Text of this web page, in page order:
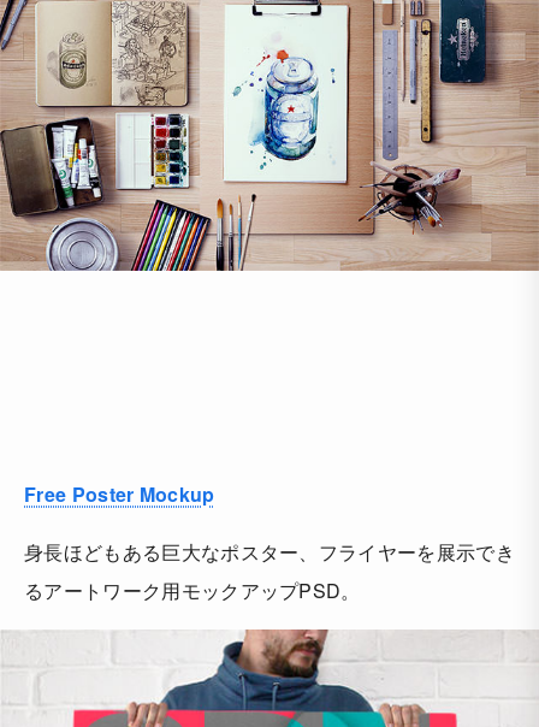
Free Poster Mockup
身長ほどもある巨大なポスター、フライヤーを展示でき
るアートワーク用モックアップPSD。